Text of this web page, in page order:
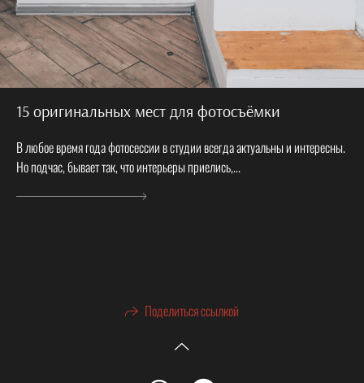
15 оригинальных мест для фотосъёмки
В любое время года фотосессии в студии всегда актуальны и интересны.
Но подчас, бывает так, что интерьеры приелись,...
Поделиться ссылкой